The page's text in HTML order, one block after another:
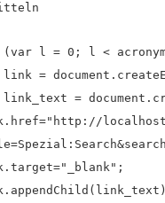
l = 0; l <
=
=